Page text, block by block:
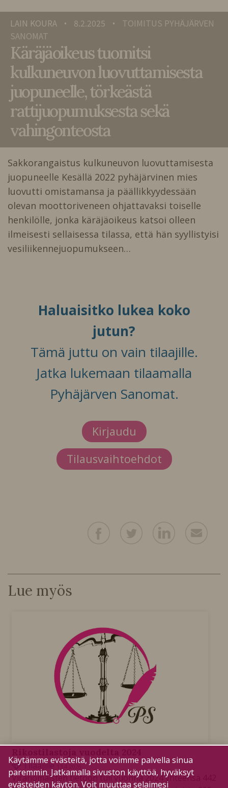
LAIN KOURA • 8.2.2025 •
TOIMITUS PYHÄJÄRVEN
SANOMAT
Käräjäoikeus tuomitsi
kulkuneuvon luovuttamisesta
juopuneelle, törkeästä
rattijuopumuksesta sekä
vahingonteosta
Sakkorangaistus kulkuneuvon luovuttamisesta
juopuneelle Kesällä 2022 pyhäjärvinen mies
luovutti omistamansa ja päällikkyydessään
olevan moottoriveneen ohjattavaksi toiselle
henkilölle, jonka käräjäoikeus katsoi olleen
ilmeisesti sellaisessa tilassa, että hän syyllistyisi
vesiliikennejuopumukseen…
Haluaisitko lukea koko
jutun?
Tämä juttu on vain tilaajille.
Jatka lukemaan tilaamalla
Pyhäjärven Sanomat.
Kirjaudu
Tilausvaihtoehdot
Lue myös
Tilaajille
Viranomaisten tietoon tuli vuonna 2024 yhteensä 442
Käytämme evästeitä, jotta voimme palvella sinua
paremmin. Jatkamalla sivuston käyttöä, hyväksyt
evästeiden käytön. Voit muuttaa selaimesi